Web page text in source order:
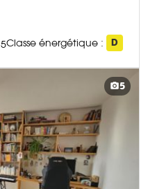
5Classe énergétique : D
5